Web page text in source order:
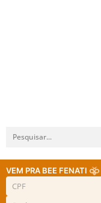
VEM PRA BEE FENATI